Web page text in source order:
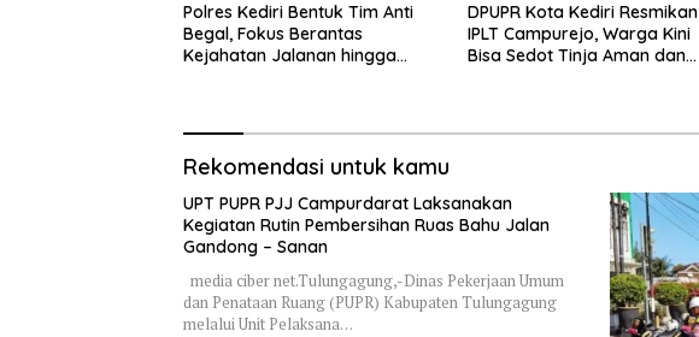
Polres Kediri Bentuk Tim Anti
Begal, Fokus Berantas
Kejahatan Jalanan hingga
DPUPR Kota Kediri Resmikan
IPLT Campurejo, Warga Kini
Bisa Sedot Tinja Aman dan
Rekomendasi untuk kamu
UPT PUPR PJJ Campurdarat Laksanakan
Kegiatan Rutin Pembersihan Ruas Bahu Jalan
Gandong – Sanan
media ciber net.Tulungagung,-Dinas Pekerjaan Umum
dan Penataan Ruang (PUPR) Kabupaten Tulungagung
melalui Unit Pelaksana…